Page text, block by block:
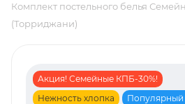
Комплект постельного белья
(Торриджани)
Акция! Семейные КПБ-30%!
Нежность хлопка
Популярный